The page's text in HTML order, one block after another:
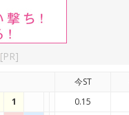
[PR]
今ST
1 0.15